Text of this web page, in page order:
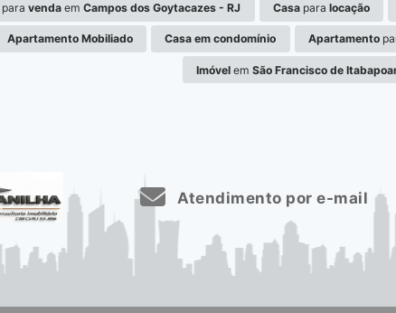
paravenda emCampos dos Goytacazes - RJ Casapara locação
Apartamento Mobiliado Casa em condomínio Apartamento
Imóvel emSão Francisco de
Atendimento por e-mail